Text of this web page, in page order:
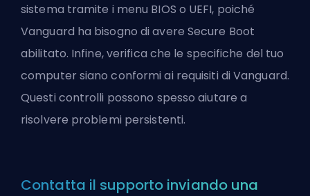
sistema tramite i menu BIOS o UEFI, poiché
Vanguard ha bisogno di avere Secure Boot
abilitato. Infine, verifica che le specifiche del tuo
computer siano conformi ai requisiti di Vanguard.
Questi controlli possono spesso aiutare a
risolvere problemi persistenti.
Contatta il supporto inviando una